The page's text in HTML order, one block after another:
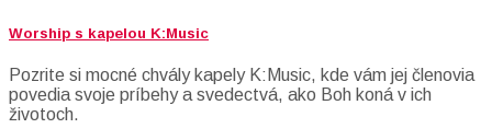
Worship s kapelou K:Music
Pozrite si mocné chvály kapely K:Music, kde vám jej členovia
povedia svoje príbehy a svedectvá, ako Boh koná v ich
životoch.